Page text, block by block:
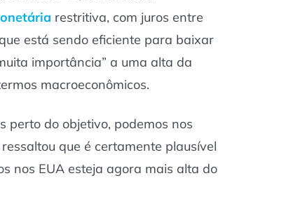
restritiva, com juros entre
está sendo eficiente para baixar
importância” a uma alta da
macroeconômicos.
perto do objetivo, podemos nos
que é certamente plausível
nos EUA esteja agora mais alta do